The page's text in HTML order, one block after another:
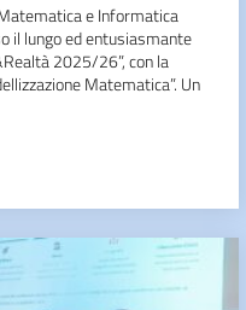
e Informatica
il lungo ed entusiasmante
2025/26”, con la
Matematica”. Un